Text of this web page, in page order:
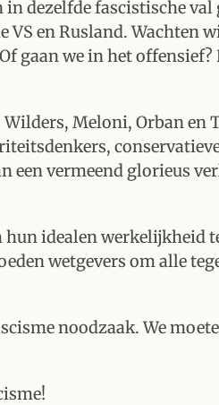
dezelfde fascistische
en Rusland. Wachten
gaan we in het
Meloni, Orban
een vermeend glorieus
idealen werkelijkheid
wetgevers om alle
noodzaak. We